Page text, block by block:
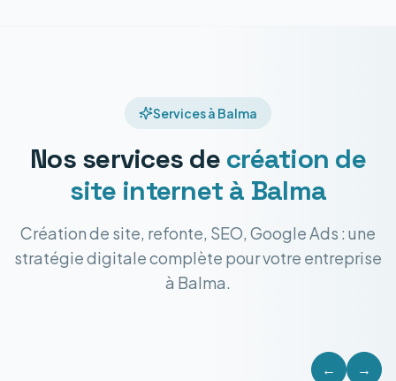
Services à Balma
Nos services de création de
site internet à Balma
Création de site, refonte, SEO, Google Ads : une
stratégie digitale complète pour votre entreprise
à Balma.
← →